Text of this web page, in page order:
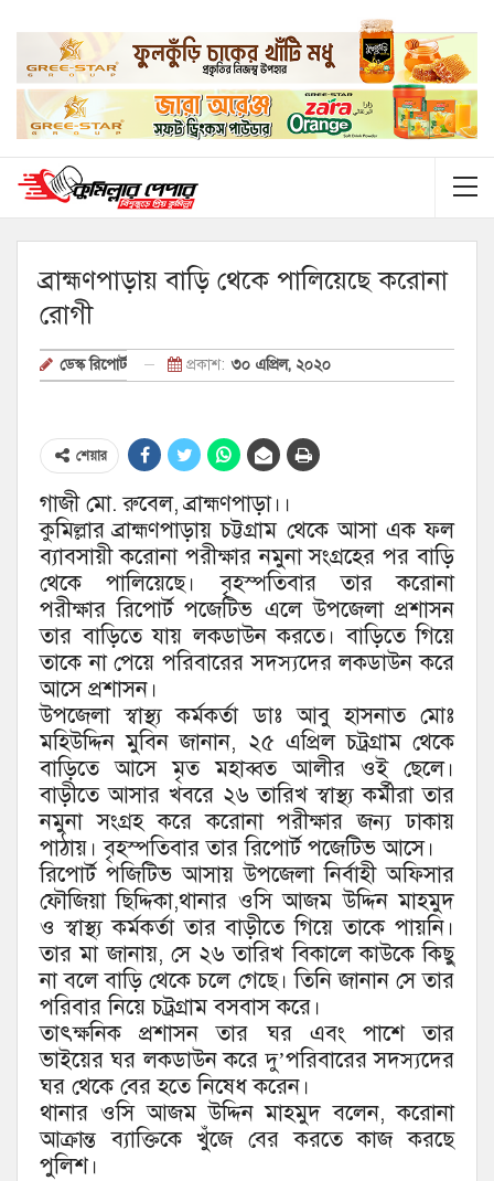
ব্রাহ্মণপাড়ায় বাড়ি থেকে পালিয়েছে করোনা
রোগী
ডেস্ক রিপোর্ট প্রকাশ: ৩০ এপ্রিল, ২০২০
শেয়ার
গাজী মো. রুবেল, ব্রাহ্মণপাড়া।।
কুমিল্লার ব্রাহ্মণপাড়ায় চট্টগ্রাম থেকে আসা এক ফল
ব্যাবসায়ী করোনা পরীক্ষার নমুনা সংগ্রহের পর বাড়ি
থেকে পালিয়েছে। বৃহস্পতিবার তার করোনা
পরীক্ষার রিপোর্ট পজেটিভ এলে উপজেলা প্রশাসন
তার বাড়িতে যায় লকডাউন করতে। বাড়িতে গিয়ে
তাকে না পেয়ে পরিবারের সদস্যদের লকডাউন করে
আসে প্রশাসন।
উপজেলা স্বাস্থ্য কর্মকর্তা ডাঃ আবু হাসনাত মোঃ
মহিউদ্দিন মুবিন জানান, ২৫ এপ্রিল চট্রগ্রাম থেকে
বাড়িতে আসে মৃত মহাব্বত আলীর ওই ছেলে।
বাড়ীতে আসার খবরে ২৬ তারিখ স্বাস্থ্য কর্মীরা তার
নমুনা সংগ্রহ করে করোনা পরীক্ষার জন্য ঢাকায়
পাঠায়। বৃহস্পতিবার তার রিপোর্ট পজেটিভ আসে।
রিপোর্ট পজিটিভ আসায় উপজেলা নির্বাহী অফিসার
ফৌজিয়া ছিদ্দিকা,থানার ওসি আজম উদ্দিন মাহমুদ
ও স্বাস্থ্য কর্মকর্তা তার বাড়ীতে গিয়ে তাকে পায়নি।
তার মা জানায়, সে ২৬ তারিখ বিকালে কাউকে কিছু
না বলে বাড়ি থেকে চলে গেছে। তিনি জানান সে তার
পরিবার নিয়ে চট্রগ্রাম বসবাস করে।
তাৎক্ষনিক প্রশাসন তার ঘর এবং পাশে তার
ভাইয়ের ঘর লকডাউন করে দু’পরিবারের সদস্যদের
ঘর থেকে বের হতে নিষেধ করেন।
থানার ওসি আজম উদ্দিন মাহমুদ বলেন, করোনা
আক্রান্ত ব্যাক্তিকে খুঁজে বের করতে কাজ করছে
পুলিশ।